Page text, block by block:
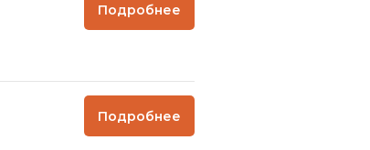
Подробнее
Подробнее